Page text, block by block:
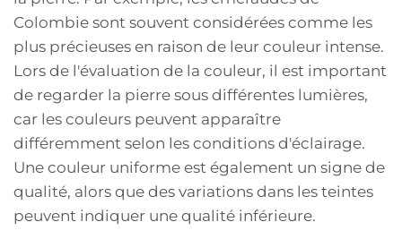
Colombie sont souvent considérées comme les
plus précieuses en raison de leur couleur intense.
Lors de l'évaluation de la couleur, il est important
de regarder la pierre sous différentes lumières,
car les couleurs peuvent apparaître
différemment selon les conditions d'éclairage.
Une couleur uniforme est également un signe de
qualité, alors que des variations dans les teintes
peuvent indiquer une qualité inférieure.